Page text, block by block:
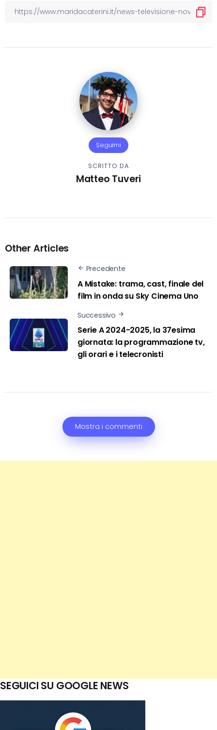
Seguimi
SCRITTO DA
Matteo Tuveri
Other Articles
Precedente
A Mistake: trama, cast, finale del
film in onda su Sky Cinema Uno
Successivo
Serie A 2024-2025, la 37esima
giornata: la programmazione tv,
gli orari e i telecronisti
Mostra i commenti
SEGUICI SU GOOGLE NEWS